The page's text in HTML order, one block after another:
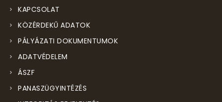
KAPCSOLAT
KÖZÉRDEKŰ ADATOK
PÁLYÁZATI DOKUMENTUMOK
ADATVÉDELEM
ÁSZF
PANASZÜGYINTÉZÉS